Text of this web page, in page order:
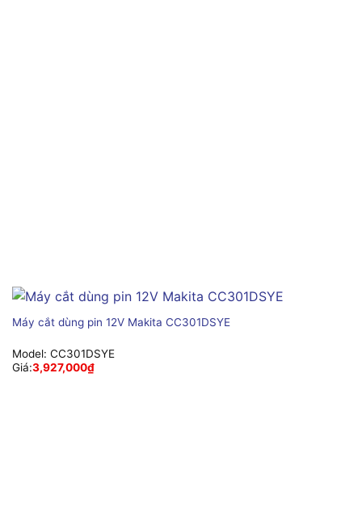
Máy cắt dùng pin 12V Makita CC301DSYE
Model: CC301DSYE
Giá:3,927,000₫